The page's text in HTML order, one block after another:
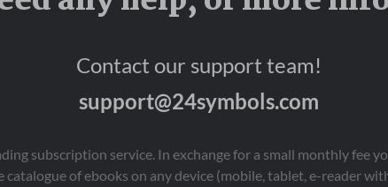
importante: su propio
no todo lo que
realmente perdido, y
que incluso los más
una historia
extraordinaria que
Contact our support team!
support@24symbols.com
subscription service. In exchange for a small monthly fee
of ebooks on any device (mobile, tablet, e-reader